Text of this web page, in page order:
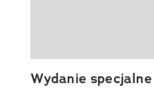
Wydanie